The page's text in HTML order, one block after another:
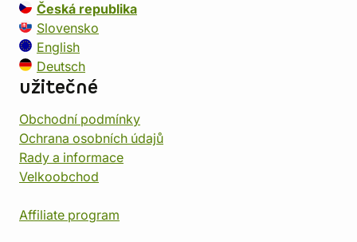
Česká republika
Slovensko
English
Deutsch
užitečné
Obchodní podmínky
Ochrana osobních údajů
Rady a informace
Velkoobchod
Affiliate program